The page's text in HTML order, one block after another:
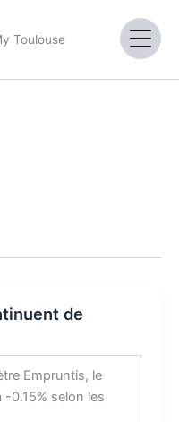
Toulouse
de
Empruntis, le
-0.15% selon les